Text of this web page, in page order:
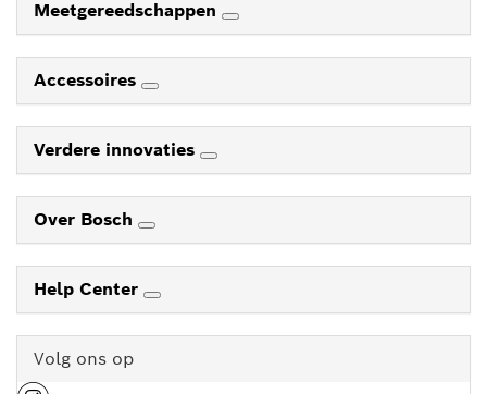
Meetgereedschappen
Accessoires
Verdere innovaties
Over Bosch
Help Center
Volg ons op